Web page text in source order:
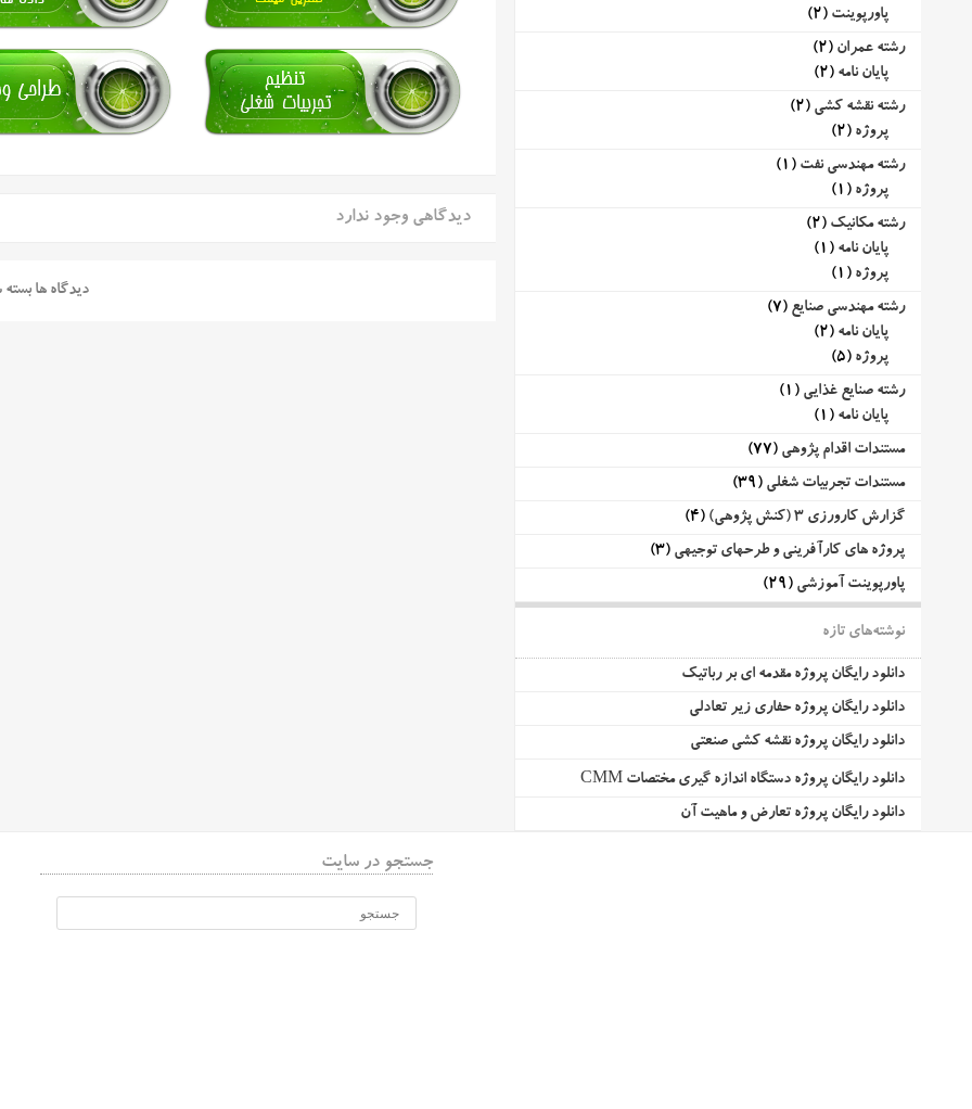
دیدگاهی وجود ندارد
دیدگاه ها
پاورپوینت (2)
رشته عمران (2)
پایان نامه (2)
رشته نقشه کشی (2)
پروژه (2)
رشته مهندسی نفت (1)
پروژه (1)
رشته مکانیک (2)
پایان نامه (1)
پروژه (1)
رشته مهندسی صنایع (7)
پایان نامه (2)
پروژه (5)
رشته صنایع غذایی (1)
پایان نامه (1)
مستندات اقدام پژوهی (77)
مستندات تجربیات شغلی (39)
گزارش کارورزی 3 (کنش پژوهی)
(4)
پروژه های کارآفرینی و طرحهای توجیهی (3)
پاورپوینت آموزشی (29)
نوشته‌های تازه
دانلود رایگان پروژه مقدمه ای بر رباتیک
دانلود رایگان پروژه حفاری زیر تعادلی
دانلود رایگان پروژه نقشه کشی صنعتی
دانلود رایگان پروژه دستگاه اندازه گیری مختصات CMM
دانلود رایگان پروژه تعارض و ماهیت آن
جستجو در سایت